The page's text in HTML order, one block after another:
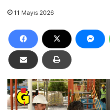
11 Mayıs 2026